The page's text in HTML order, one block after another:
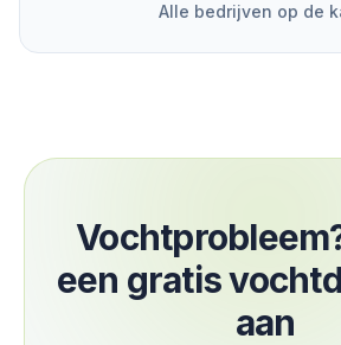
Alle bedrijven op de
een gratis
aan